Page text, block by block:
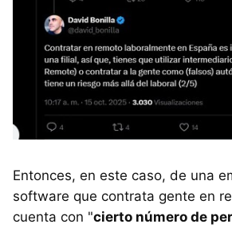
Entonces, en este caso, de una
software que contrata gente en
cuenta con "cierto número de